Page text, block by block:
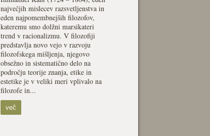
največjih mislecev razsvetljenstva in
eden najpomembnejših filozofov,
kateremu smo dolžni marsikateri
trend v racionalizmu. V filozofiji
predstavlja novo vejo v razvoju
filozofskega mišljenja, njegovo
obsežno in sistematično delo na
področju teorije znanja, etike in
estetike je v veliki meri vplivalo na
filozofe in...
več